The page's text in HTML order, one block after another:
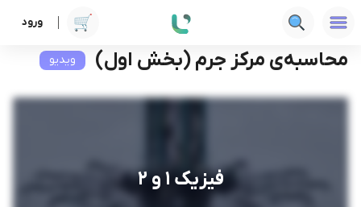
ورود دوره ها فنی‌ومهندسی محاسبه‌ی مرکز جرم (بخش اول)
محاسبه‌ی مرکز جرم (بخش اول) ویدیو
فیزیک 1 و 2